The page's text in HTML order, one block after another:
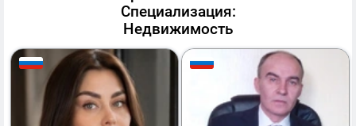
Специализация:
Недвижимость